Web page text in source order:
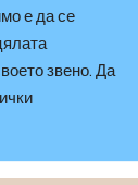
е да се
звено. Да